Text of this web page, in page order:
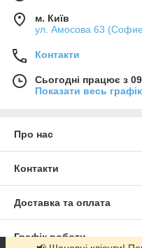
м. Київ
ул. Амосова 63
Контакти
Сьогодні працює з
Показати весь
Про нас
Контакти
Доставка та оплата
Графік роботи